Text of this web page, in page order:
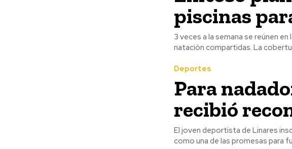
piscinas
3 veces a la semana se reúnen
natación compartidas. La
Deportes
Para
recibió
El joven deportista de Linares
como una de las promesas para